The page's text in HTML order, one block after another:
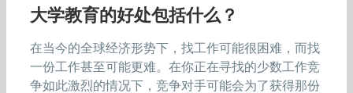
大学教育的好处包括什么？
在当今的全球经济形势下，找工作可能很困难，而找
一份工作甚至可能更难。在你正在寻找的少数工作竞
争如此激烈的情况下，竞争对手可能会为了获得那份